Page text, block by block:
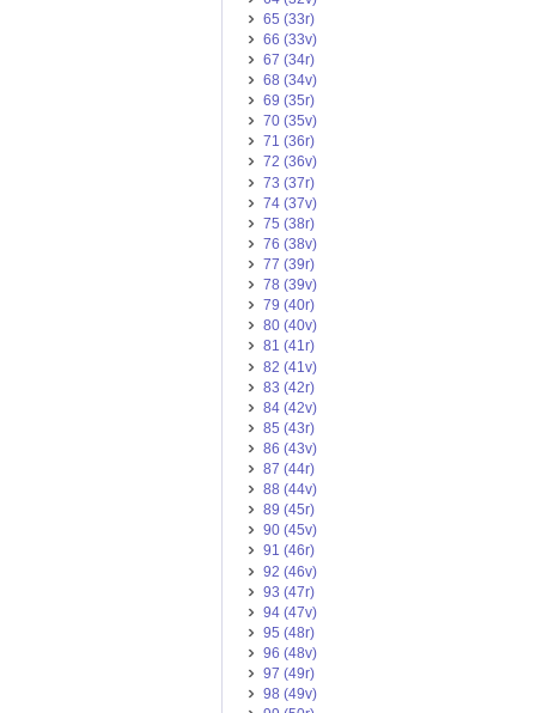
65 (33r)
66 (33v)
67 (34r)
68 (34v)
69 (35r)
70 (35v)
71 (36r)
72 (36v)
73 (37r)
74 (37v)
75 (38r)
76 (38v)
77 (39r)
78 (39v)
79 (40r)
80 (40v)
81 (41r)
82 (41v)
83 (42r)
84 (42v)
85 (43r)
86 (43v)
87 (44r)
88 (44v)
89 (45r)
90 (45v)
91 (46r)
92 (46v)
93 (47r)
94 (47v)
95 (48r)
96 (48v)
97 (49r)
98 (49v)